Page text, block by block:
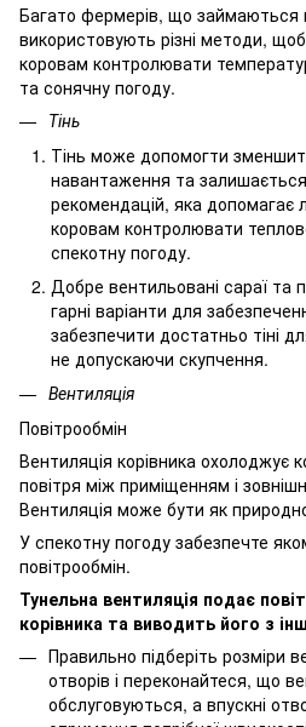
Багато фермерів, що
використовують різні методи,
коровам контролювати
та сонячну погоду.
Тінь
Тінь може допомогти
навантаження та
рекомендацій, яка допомагає
коровам контролювати
спекотну погоду.
Добре вентильовані сараї
гарні варіанти для
забезпечити достатньо тіні
не допускаючи скупчення.
Вентиляція
Повітрообмін
Вентиляція корівника охолоджує
повітря між приміщенням і
Вентиляція може бути як
У спекотну погоду забезпечте
повітрообмін.
Тунельна вентиляція подає
корівника та виводить його з
Правильно підберіть розміри
отворів і переконайтеся, що
обслуговуються, а впускні